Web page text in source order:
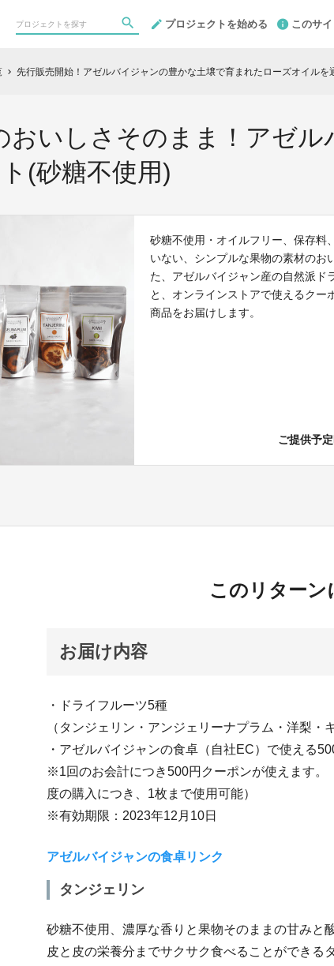
プロジェクトを始める このサ
chevron_right 先行販売開始！アゼルバイジャンの豊かな土壌で育まれたローズオイルを
おいしさそのまま！アゼ
(砂糖不使用)
砂糖不使用・オイルフリー、保存料
いない、シンプルな果物の素材のお
た、アゼルバイジャン産の自然派ド
と、オンラインストアで使えるクー
商品をお届けします。
ご提供予
このリターン
お届け内容
・ドライフルーツ5種
（タンジェリン・アンジェリーナプラム・洋梨・
・アゼルバイジャンの食卓（自社EC）で使える
※1回のお会計につき500円クーポンが使えます。
度の購入につき、1枚まで使用可能）
※有効期限：2023年12月10日
アゼルバイジャンの食卓リンク
タンジェリン
砂糖不使用、濃厚な香りと果物そのままの甘みと
皮と皮の栄養分までサクサク食べることができる